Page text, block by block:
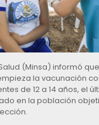
(Minsa) informó
la vacunación
de 12 a 14 años, el
en la población